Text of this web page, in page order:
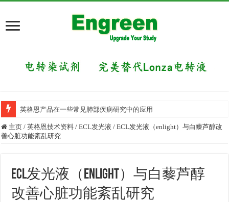
英格恩产品在一些常见肺部疾病研究中的应用
主页 / 英格恩技术资料 / ECL发光液 / ECL发光液（enlight）与白藜芦醇改
善心脏功能紊乱研究
ECL发光液（enlight）与白藜芦醇
改善心脏功能紊乱研究